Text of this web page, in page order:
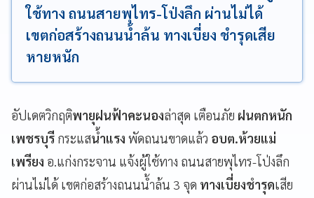
ใช้ทาง ถนนสายพุไทร-โป่งลึก ผ่านไม่ได้
เขตก่อสร้างถนนน้ำล้น ทางเบี่ยง ชำรุดเสีย
หายหนัก
อัปเดตวิกฤติพายุฝนฟ้าคะนองล่าสุด เตือนภัย ฝนตกหนัก
เพชรบุรี กระแสน้ำแรง พัดถนนขาดแล้ว อบต.ห้วยแม่
เพรียง อ.แก่งกระจาน แจ้งผู้ใช้ทาง ถนนสายพุไทร-โป่งลึก
ผ่านไม่ได้ เขตก่อสร้างถนนน้ำล้น 3 จุด ทางเบี่ยงชำรุดเสีย